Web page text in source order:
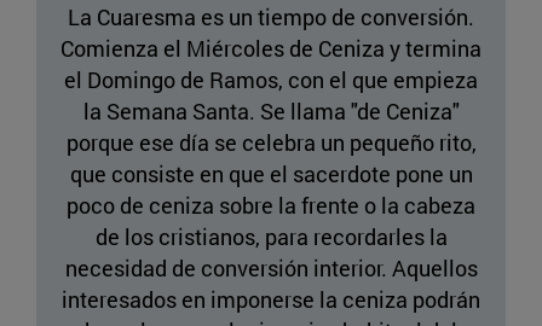
La Cuaresma es un tiempo de conversión.
Comienza el Miércoles de Ceniza y termina
el Domingo de Ramos, con el que empieza
la Semana Santa. Se llama "de Ceniza"
porque ese día se celebra un pequeño rito,
que consiste en que el sacerdote pone un
poco de ceniza sobre la frente o la cabeza
de los cristianos, para recordarles la
necesidad de conversión interior. Aquellos
interesados en imponerse la ceniza podrán